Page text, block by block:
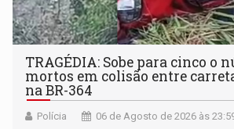
TRAGÉDIA: Sobe para cinco o
mortos em colisão entre
na BR-364
Polícia 06 de Agosto de 2026 às